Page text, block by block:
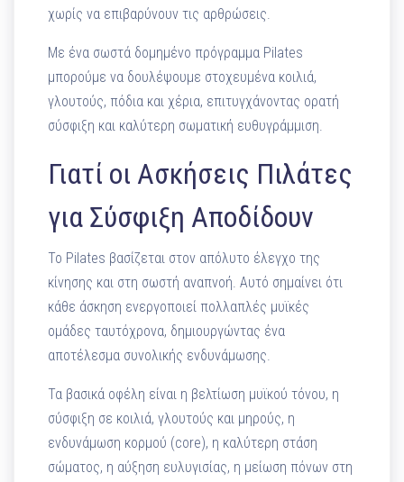
χωρίς να επιβαρύνουν τις αρθρώσεις.
Με ένα σωστά δομημένο πρόγραμμα Pilates
μπορούμε να δουλέψουμε στοχευμένα κοιλιά,
γλουτούς, πόδια και χέρια, επιτυγχάνοντας ορατή
σύσφιξη και καλύτερη σωματική ευθυγράμμιση.
Γιατί οι Ασκήσεις Πιλάτες
για Σύσφιξη Αποδίδουν
Το Pilates βασίζεται στον απόλυτο έλεγχο της
κίνησης και στη σωστή αναπνοή. Αυτό σημαίνει ότι
κάθε άσκηση ενεργοποιεί πολλαπλές μυϊκές
ομάδες ταυτόχρονα, δημιουργώντας ένα
αποτέλεσμα συνολικής ενδυνάμωσης.
Τα βασικά οφέλη είναι η βελτίωση μυϊκού τόνου, η
σύσφιξη σε κοιλιά, γλουτούς και μηρούς, η
ενδυνάμωση κορμού (core), η καλύτερη στάση
σώματος, η αύξηση ευλυγισίας, η μείωση πόνων στη